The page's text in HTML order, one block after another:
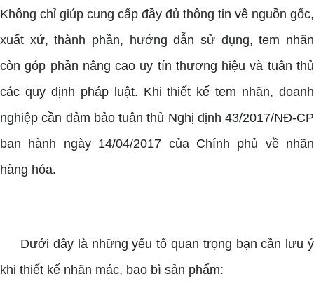
Không chỉ giúp cung cấp đầy đủ thông tin về nguồn gốc,
xuất xứ, thành phần, hướng dẫn sử dụng, tem nhãn
còn góp phần nâng cao uy tín thương hiệu và tuân thủ
các quy định pháp luật. Khi thiết kế tem nhãn, doanh
nghiệp cần đảm bảo tuân thủ Nghị định 43/2017/NĐ-CP
ban hành ngày 14/04/2017 của Chính phủ về nhãn
hàng hóa.
Dưới đây là những yếu tố quan trọng bạn cần lưu ý
khi thiết kế nhãn mác, bao bì sản phẩm: